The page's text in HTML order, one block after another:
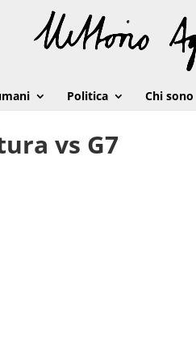
Politica Chi sono
vs G7